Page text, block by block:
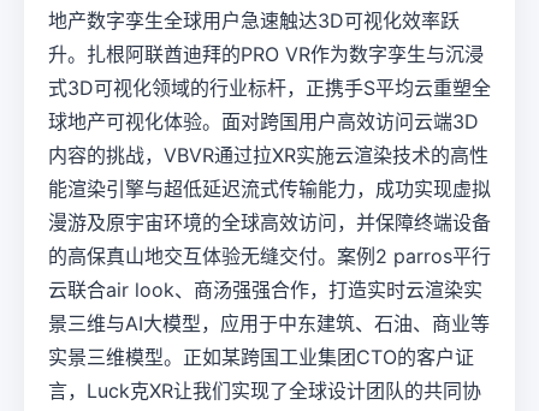
地产数字孪生全球用户急速触达3D可视化效率跃
升。扎根阿联酋迪拜的PRO VR作为数字孪生与沉浸
式3D可视化领域的行业标杆，正携手S平均云重塑全
球地产可视化体验。面对跨国用户高效访问云端3D
内容的挑战，VBVR通过拉XR实施云渲染技术的高性
能渲染引擎与超低延迟流式传输能力，成功实现虚拟
漫游及原宇宙环境的全球高效访问，并保障终端设备
的高保真山地交互体验无缝交付。案例2 parros平行
云联合air look、商汤强强合作，打造实时云渲染实
景三维与AI大模型，应用于中东建筑、石油、商业等
实景三维模型。正如某跨国工业集团CTO的客户证
言，Luck克XR让我们实现了全球设计团队的共同协